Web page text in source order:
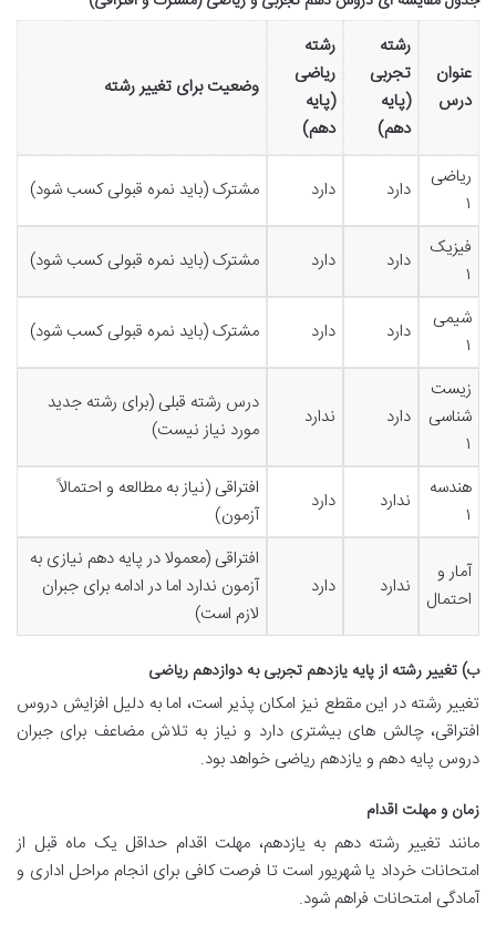
عنوان
درس
رشته
تجربی
(پایه
دهم)
رشته
ریاضی
(پایه
دهم)
وضعیت برای تغییر رشته
ریاضی
۱
دارد دارد مشترک (باید نمره قبولی کسب شود)
فیزیک
۱
دارد دارد مشترک (باید نمره قبولی کسب شود)
شیمی
۱
دارد دارد مشترک (باید نمره قبولی کسب شود)
زیست
شناسی
۱
دارد ندارد
درس رشته قبلی (برای رشته جدید
مورد نیاز نیست)
هندسه
۱
ندارد دارد
افتراقی (نیاز به مطالعه و احتمالاً
آزمون)
آمار و
احتمال
ندارد دارد
افتراقی (معمولا در پایه دهم نیازی به
آزمون ندارد اما در ادامه برای جبران
لازم است)
ب) تغییر رشته از پایه یازدهم تجربی به دوازدهم ریاضی
تغییر رشته در این مقطع نیز امکان پذیر است، اما به دلیل افزایش دروس
افتراقی، چالش های بیشتری دارد و نیاز به تلاش مضاعف برای جبران
دروس پایه دهم و یازدهم ریاضی خواهد بود.
زمان و مهلت اقدام
مانند تغییر رشته دهم به یازدهم، مهلت اقدام حداقل یک ماه قبل از
امتحانات خرداد یا شهریور است تا فرصت کافی برای انجام مراحل اداری و
آمادگی امتحانات فراهم شود.